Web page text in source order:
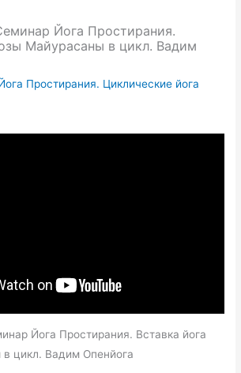
Йога Простирания.
Майурасаны в цикл. Вадим
Простирания. Циклические йога
Йога Простирания. Вставка йога
цикл. Вадим Опенйога